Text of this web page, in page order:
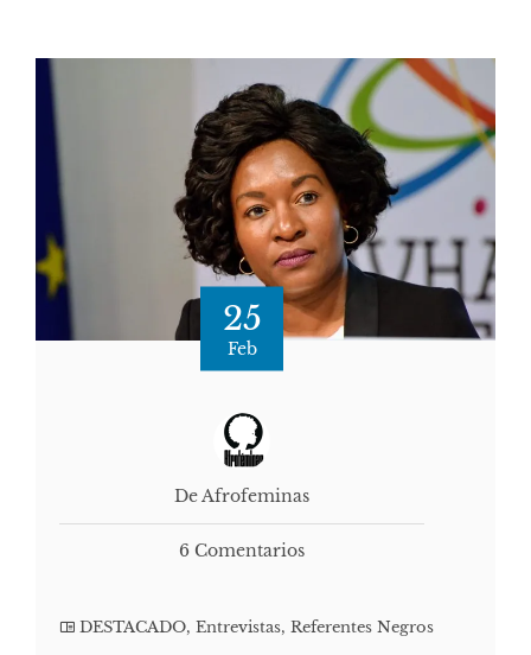
25
Feb
De Afrofeminas
6 Comentarios
DESTACADO, Entrevistas, Referentes Negros